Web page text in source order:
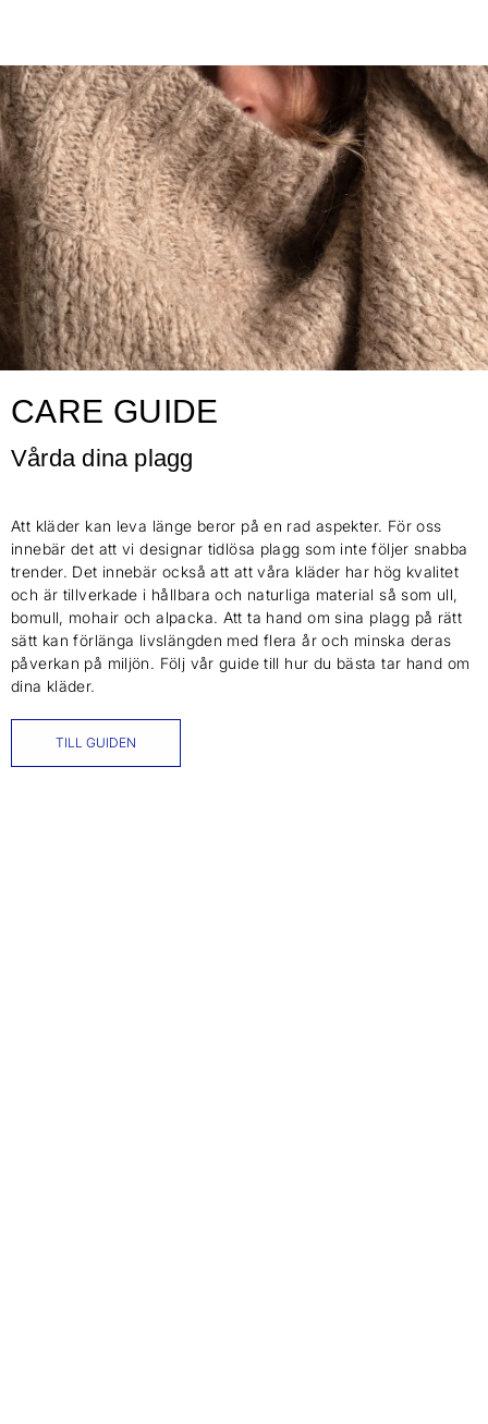
CARE GUIDE
Vårda dina plagg
Att kläder kan leva länge beror på en rad aspekter. För oss
innebär det att vi designar tidlösa plagg som inte följer snabba
trender. Det innebär också att att våra kläder har hög kvalitet
och är tillverkade i hållbara och naturliga material så som ull,
bomull, mohair och alpacka. Att ta hand om sina plagg på rätt
sätt kan förlänga livslängden med flera år och minska deras
påverkan på miljön. Följ vår guide till hur du bästa tar hand om
dina kläder.
TILL GUIDEN